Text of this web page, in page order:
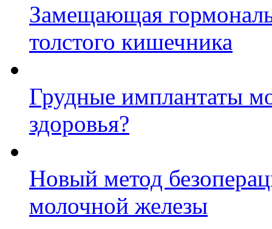
Замещающая
толстого кишечника
Грудные имплантаты
здоровья?
Новый метод
молочной железы